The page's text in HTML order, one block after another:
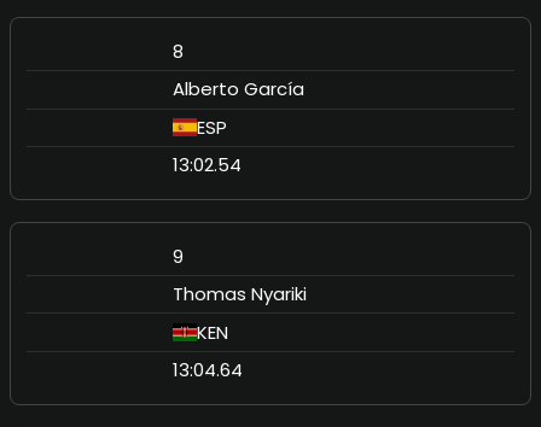
8
Alberto García
ESP
13:02.54
9
Thomas Nyariki
KEN
13:04.64